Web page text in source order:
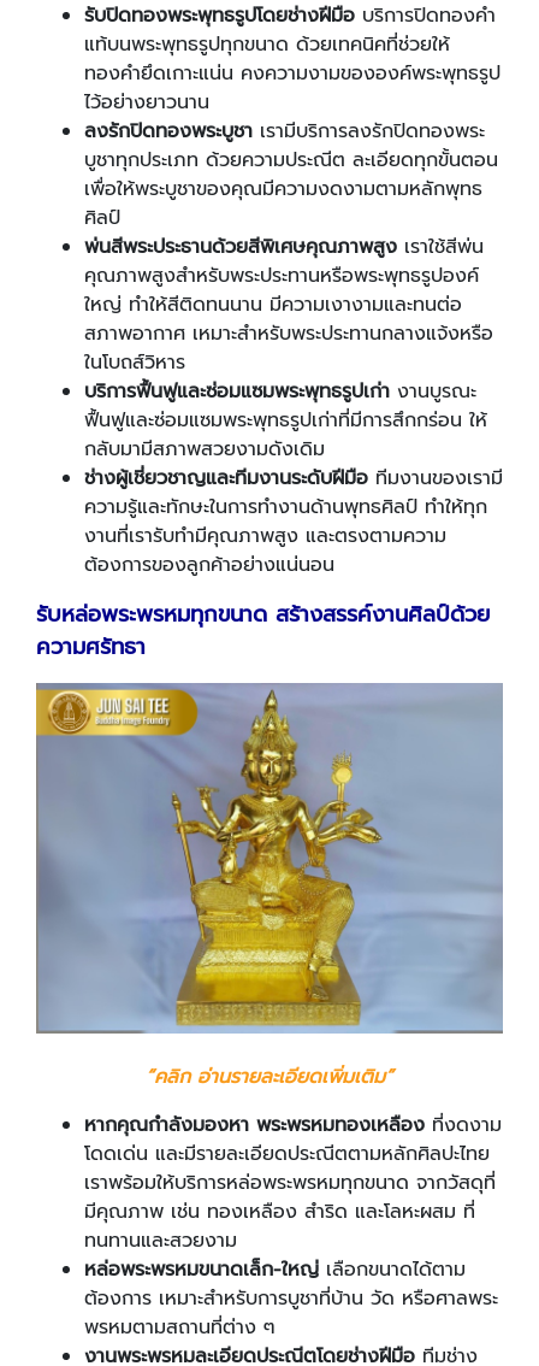
รับปิดทองพระพุทธรูปโดยช่างฝีมือ บริการปิดทองคำ
แท้บนพระพุทธรูปทุกขนาด ด้วยเทคนิคที่ช่วยให้
ทองคำยึดเกาะแน่น คงความงามขององค์พระพุทธรูป
ไว้อย่างยาวนาน
ลงรักปิดทองพระบูชา เรามีบริการลงรักปิดทองพระ
บูชาทุกประเภท ด้วยความประณีต ละเอียดทุกขั้นตอน
เพื่อให้พระบูชาของคุณมีความงดงามตามหลักพุทธ
ศิลป์
พ่นสีพระประธานด้วยสีพิเศษคุณภาพสูง เราใช้สีพ่น
คุณภาพสูงสำหรับพระประทานหรือพระพุทธรูปองค์
ใหญ่ ทำให้สีติดทนนาน มีความเงางามและทนต่อ
สภาพอากาศ เหมาะสำหรับพระประทานกลางแจ้งหรือ
ในโบถส์วิหาร
บริการฟื้นฟูและซ่อมแซมพระพุทธรูปเก่า งานบูรณะ
ฟื้นฟูและซ่อมแซมพระพุทธรูปเก่าที่มีการสึกกร่อน ให้
กลับมามีสภาพสวยงามดังเดิม
ช่างผู้เชี่ยวชาญและทีมงานระดับฝีมือ ทีมงานของเรามี
ความรู้และทักษะในการทำงานด้านพุทธศิลป์ ทำให้ทุก
งานที่เรารับทำมีคุณภาพสูง และตรงตามความ
ต้องการของลูกค้าอย่างแน่นอน
รับหล่อพระพรหมทุกขนาด สร้างสรรค์งานศิลป์ด้วย
ความศรัทธา
“คลิก อ่านรายละเอียดเพิ่มเติม”
หากคุณกำลังมองหา พระพรหมทองเหลือง ที่งดงาม
โดดเด่น และมีรายละเอียดประณีตตามหลักศิลปะไทย
เราพร้อมให้บริการหล่อพระพรหมทุกขนาด จากวัสดุที่
มีคุณภาพ เช่น ทองเหลือง สำริด และโลหะผสม ที่
ทนทานและสวยงาม
หล่อพระพรหมขนาดเล็ก-ใหญ่ เลือกขนาดได้ตาม
ต้องการ เหมาะสำหรับการบูชาที่บ้าน วัด หรือศาลพระ
พรหมตามสถานที่ต่าง ๆ
งานพระพรหมละเอียดประณีตโดยช่างฝีมือ ทีมช่าง